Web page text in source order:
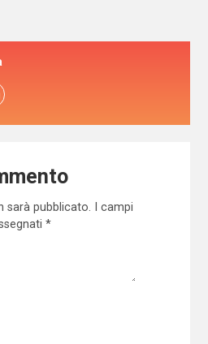
sarà pubblicato.
I campi
*